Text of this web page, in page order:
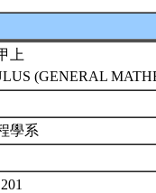
上
(GENERAL
學系